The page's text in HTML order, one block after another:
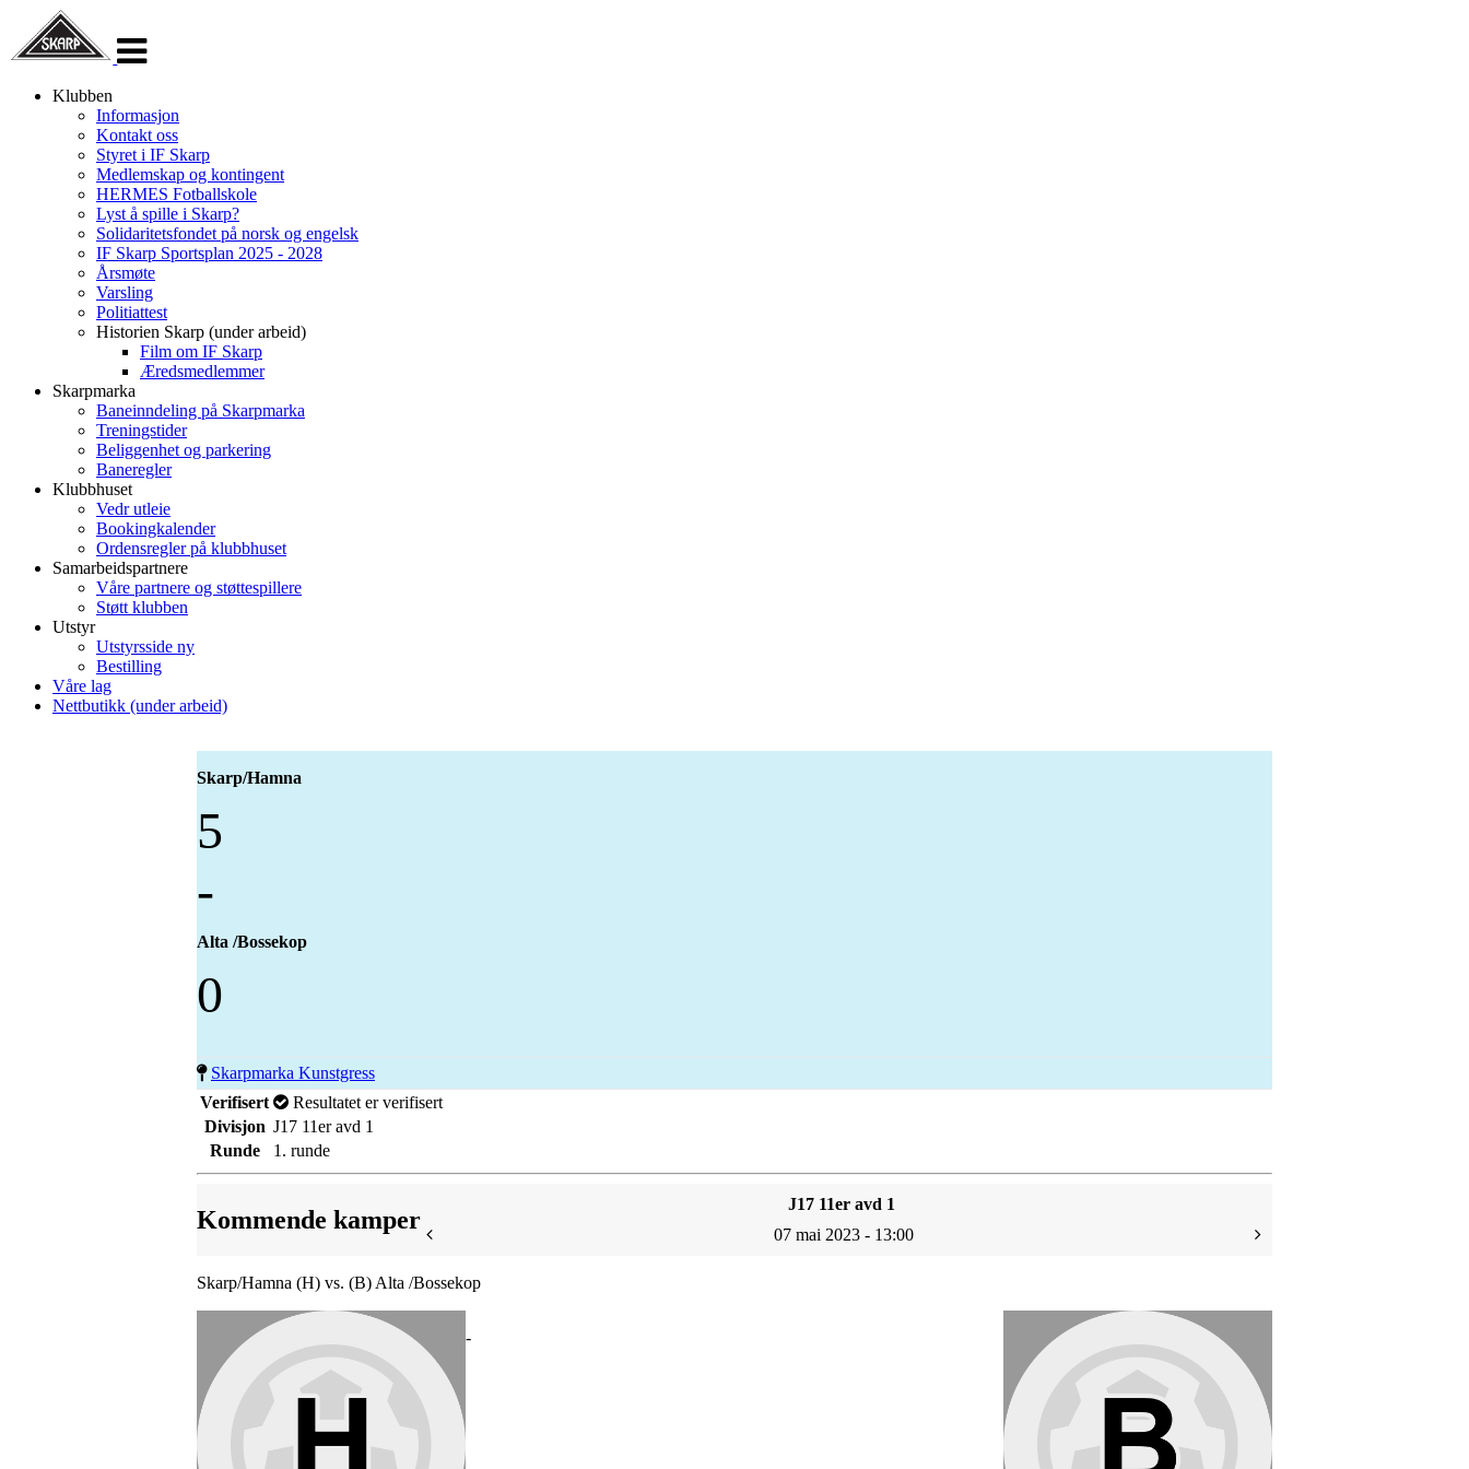
navigasjon
Klubben
Informasjon
Kontakt oss
Styret i IF Skarp
Medlemskap og kontingent
HERMES Fotballskole
Lyst å spille i Skarp?
Solidaritetsfondet på norsk og engelsk
IF Skarp Sportsplan 2025 - 2028
Årsmøte
Varsling
Politiattest
Historien Skarp (under arbeid)
Film om IF Skarp
Æredsmedlemmer
Skarpmarka
Baneinndeling på Skarpmarka
Treningstider
Beliggenhet og parkering
Baneregler
Klubbhuset
Vedr utleie
Bookingkalender
Ordensregler på klubbhuset
Samarbeidspartnere
Våre partnere og støttespillere
Støtt klubben
Utstyr
Utstyrsside ny
Bestilling
Våre lag
Nettbutikk (under arbeid)
Skarp/Hamna
5
-
Alta /Bossekop
0
Skarpmarka Kunstgress
Verifisert
Resultatet er verifisert
Divisjon J17 11er avd 1
Runde
1. runde
Kommende kamper
J17 11er avd 1
07 mai 2023 - 13:00
Skarp/Hamna (H) vs. (B) Alta /Bossekop
-